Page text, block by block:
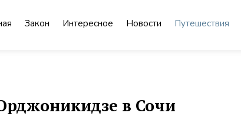
Закон Интересное Новости Путешествия
в Сочи